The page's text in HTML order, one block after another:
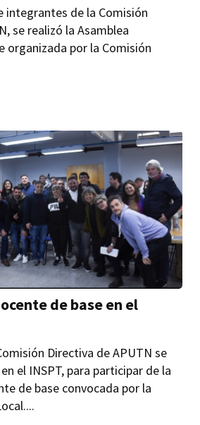
integrantes de la Comisión
se realizó la Asamblea
organizada por la Comisión
de base en el
Directiva de APUTN se
el INSPT, para participar de la
de base convocada por la